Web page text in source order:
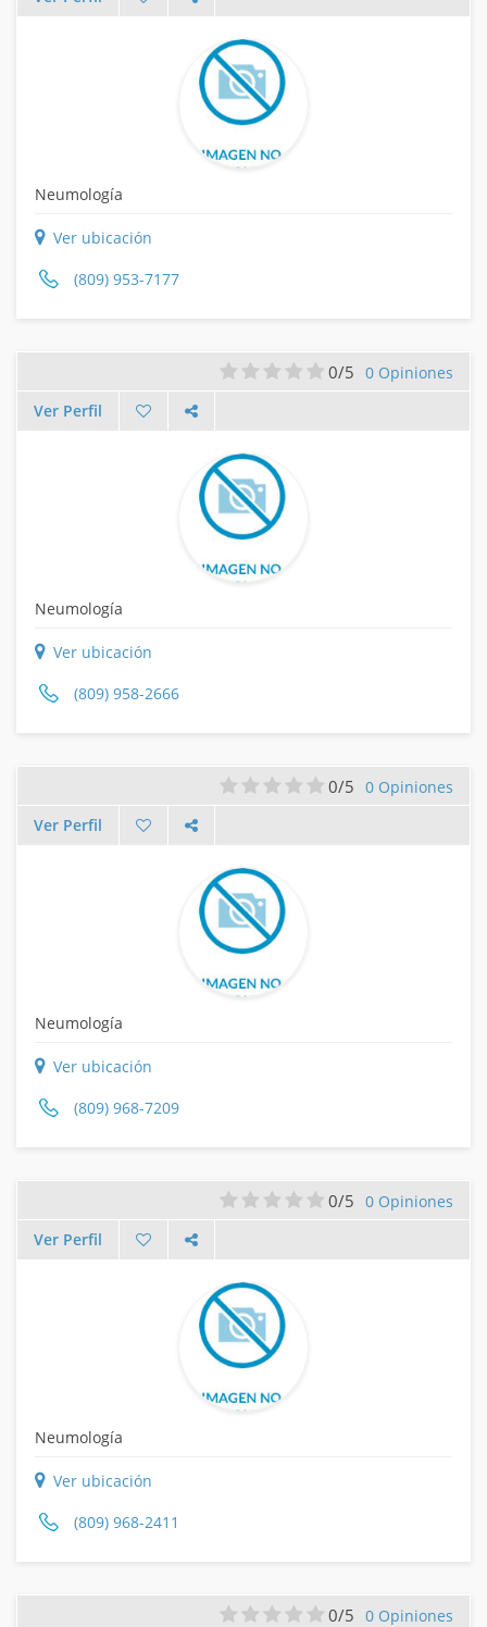
Neumología
Ver ubicación
(809) 953-7177
0/5 0 Opiniones
Ver Perfil
Neumología
Ver ubicación
(809) 958-2666
0/5 0 Opiniones
Ver Perfil
Neumología
Ver ubicación
(809) 968-7209
0/5 0 Opiniones
Ver Perfil
Neumología
Ver ubicación
(809) 968-2411
0/5 0 Opiniones